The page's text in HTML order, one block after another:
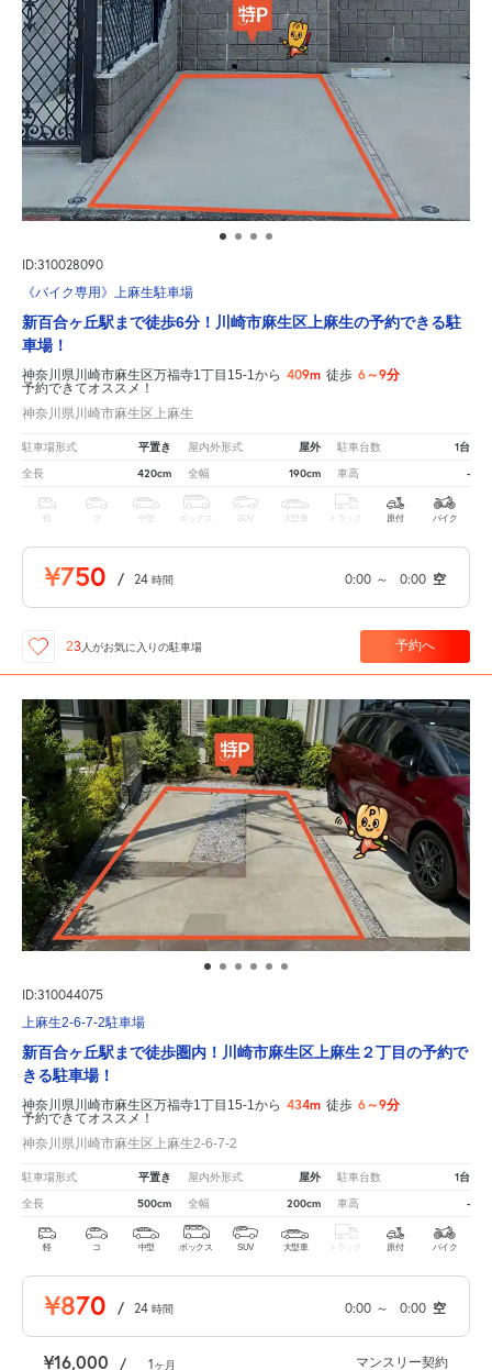
ID:310028090
《バイク専用》上麻生駐車場
新百合ヶ丘駅まで徒歩6分！川崎市麻生区上麻生の予約できる駐
車場！
神奈川県川崎市麻生区万福寺1丁目15-1から 409m 徒歩 6～9分
予約できてオススメ！
神奈川県川崎市麻生区上麻生
駐車場形式 平置き 屋内外形式 屋外 駐車台数 1台
全長 420cm 全幅 190cm 車高 -
軽 中型 ボックス SUV 大型車 トラック 原付 バイク
¥750 / 24 時間 0:00 ～ 0:00 空
23 人がお気に入りの駐車場 予約へ
ID:310044075
上麻生2-6-7-2駐車場
新百合ヶ丘駅まで徒歩圏内！川崎市麻生区上麻生２丁目の予約で
きる駐車場！
神奈川県川崎市麻生区万福寺1丁目15-1から 434m 徒歩 6～9分
予約できてオススメ！
神奈川県川崎市麻生区上麻生2-6-7-2
駐車場形式 平置き 屋内外形式 屋外 駐車台数 1台
全長 500cm 全幅 200cm 車高 -
軽 コ 中型 ボックス SUV 大型車 トラック 原付 バイク
¥870 / 24 時間 0:00 ～ 0:00 空
¥16,000 / 1ヶ月 マンスリー契約